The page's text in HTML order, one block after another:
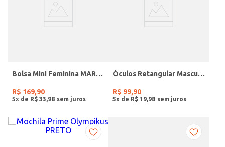
Bolsa Mini Feminina MARROM
R$ 169,90
5x de R$ 33 98
Óculos Retangular Masculino VERDE
R$ 99,90
5x de R$ 19 98